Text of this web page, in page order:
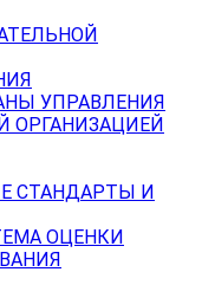
УПРАВЛЕНИЯ
ОРГАНИЗАЦИЕЙ
СТАНДАРТЫ И
ОЦЕНКИ